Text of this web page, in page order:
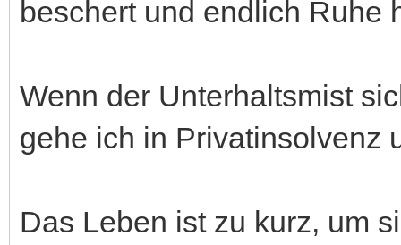
beschert und endlich Ruhe
Wenn der Unterhaltsmist
gehe ich in Privatinsolvenz
Das Leben ist zu kurz, um